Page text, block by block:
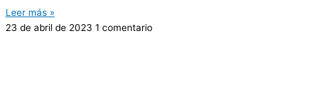
Leer más »
23 de abril de 2023 1 comentario